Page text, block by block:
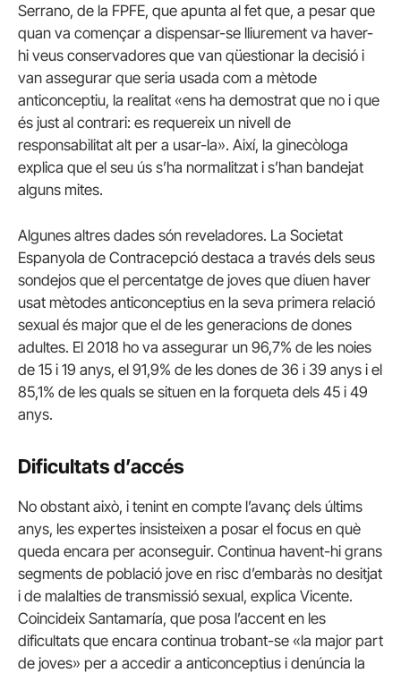
Serrano, de la FPFE, que apunta al fet que, a pesar que
quan va començar a dispensar-se lliurement va haver-
hi veus conservadores que van qüestionar la decisió i
van assegurar que seria usada com a mètode
anticonceptiu, la realitat «ens ha demostrat que no i que
és just al contrari: es requereix un nivell de
responsabilitat alt per a usar-la». Així, la ginecòloga
explica que el seu ús s’ha normalitzat i s’han bandejat
alguns mites.
Algunes altres dades són reveladores. La Societat
Espanyola de Contracepció destaca a través dels seus
sondejos que el percentatge de joves que diuen haver
usat mètodes anticonceptius en la seva primera relació
sexual és major que el de les generacions de dones
adultes. El 2018 ho va assegurar un 96,7% de les noies
de 15 i 19 anys, el 91,9% de les dones de 36 i 39 anys i el
85,1% de les quals se situen en la forqueta dels 45 i 49
anys.
Dificultats d’accés
No obstant això, i tenint en compte l’avanç dels últims
anys, les expertes insisteixen a posar el focus en què
queda encara per aconseguir. Continua havent-hi grans
segments de població jove en risc d’embaràs no desitjat
i de malalties de transmissió sexual, explica Vicente.
Coincideix Santamaría, que posa l’accent en les
dificultats que encara continua trobant-se «la major part
de joves» per a accedir a anticonceptius i denúncia la